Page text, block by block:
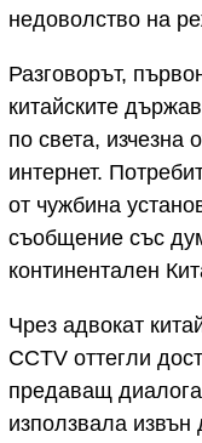
недоволство на
Разговорът,
китайските
по света, изчезна
интернет.
от чужбина
съобщение със
континентален
Чрез адвокат
CCTV оттегли
предаващ
използвала извън